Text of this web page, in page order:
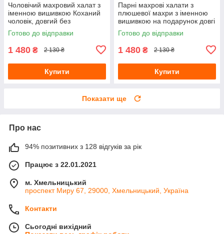
Чоловічий махровий халат з
іменною вишивкою Коханий
чоловік, довгий без
капюшона
Готово до відправки
1 480 ₴ 2 130 ₴
Купити
Парні махрові халати з
плюшевої махри з іменною
вишивкою на подарунок довгі
без капюшона
Готово до відправки
1 480 ₴ 2 130 ₴
Купити
Показати ще
Про нас
94% позитивних з 128 відгуків за рік
Працює з 22.01.2021
м. Хмельницький
проспект Миру 67, 29000, Хмельницький, Україна
Контакти
Сьогодні вихідний